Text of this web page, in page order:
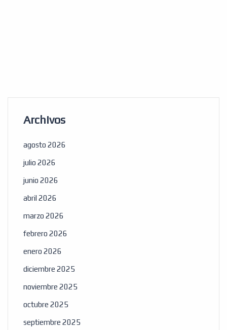
Archivos
agosto 2026
julio 2026
junio 2026
abril 2026
marzo 2026
febrero 2026
enero 2026
diciembre 2025
noviembre 2025
octubre 2025
septiembre 2025